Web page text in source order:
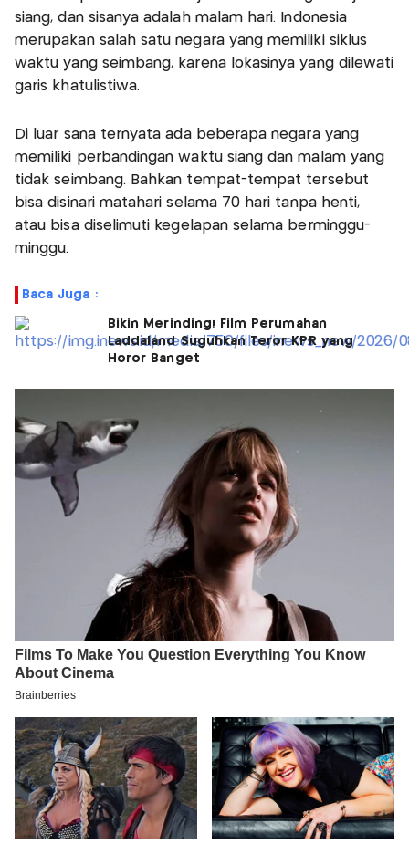
siang, dan sisanya adalah malam hari. Indonesia
merupakan salah satu negara yang memiliki siklus
waktu yang seimbang, karena lokasinya yang dilewati
garis khatulistiwa.
Di luar sana ternyata ada beberapa negara yang
memiliki perbandingan waktu siang dan malam yang
tidak seimbang. Bahkan tempat-tempat tersebut
bisa disinari matahari selama 70 hari tanpa henti,
atau bisa diselimuti kegelapan selama berminggu-
minggu.
Baca Juga :
Bikin Merinding! Film Perumahan
Laddaland Suguhkan Teror KPR yang
Horor Banget